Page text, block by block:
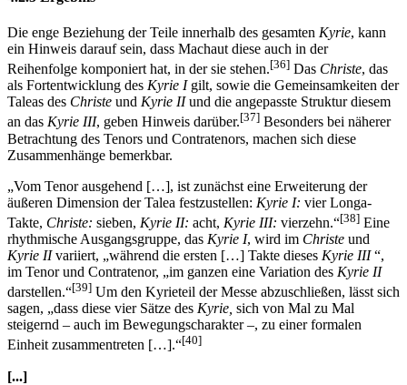
Die enge Beziehung der Teile innerhalb des gesamten Kyrie, kann
ein Hinweis darauf sein, dass Machaut diese auch in der
Reihenfolge komponiert hat, in der sie stehen.[36] Das Christe, das
als Fortentwicklung des Kyrie Igilt, sowie die Gemeinsamkeiten der
Taleas des Christe und Kyrie IIund die angepasste Struktur diesem
an das Kyrie III, geben Hinweis darüber.[37] Besonders bei näherer
Betrachtung des Tenors und Contratenors, machen sich diese
Zusammenhänge bemerkbar.
„Vom Tenor ausgehend […], ist zunächst eine Erweiterung der
äußeren Dimension der Talea festzustellen: Kyrie I: vier Longa-
Takte, Christe: sieben, Kyrie II: acht, Kyrie III: vierzehn.“[38] Eine
rhythmische Ausgangsgruppe, das Kyrie I, wird im Christe und
Kyrie IIvariiert, „während die ersten […] Takte dieses Kyrie III“,
im Tenor und Contratenor, „im ganzen eine Variation des Kyrie II
darstellen.“[39] Um den Kyrieteil der Messe abzuschließen, lässt sich
sagen, „dass diese vier Sätze des Kyrie, sich von Mal zu Mal
steigernd – auch im Bewegungscharakter –, zu einer formalen
Einheit zusammentreten […].“[40]
[...]